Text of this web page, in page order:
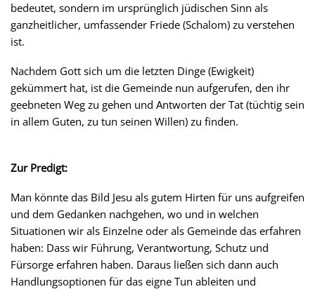
bedeutet, sondern im ursprünglich jüdischen Sinn als
ganzheitlicher, umfassender Friede (Schalom) zu verstehen
ist.
Nachdem Gott sich um die letzten Dinge (Ewigkeit)
gekümmert hat, ist die Gemeinde nun aufgerufen, den ihr
geebneten Weg zu gehen und Antworten der Tat (tüchtig sein
in allem Guten, zu tun seinen Willen) zu finden.
Zur Predigt:
Man könnte das Bild Jesu als gutem Hirten für uns aufgreifen
und dem Gedanken nachgehen, wo und in welchen
Situationen wir als Einzelne oder als Gemeinde das erfahren
haben: Dass wir Führung, Verantwortung, Schutz und
Fürsorge erfahren haben. Daraus ließen sich dann auch
Handlungsoptionen für das eigne Tun ableiten und